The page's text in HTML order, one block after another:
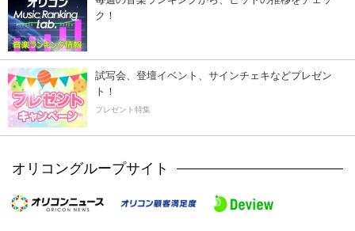
ク！
試写会、登壇イベント、サインチェキなどプレゼン
ト！
プレゼント特集
オリコングループサイト